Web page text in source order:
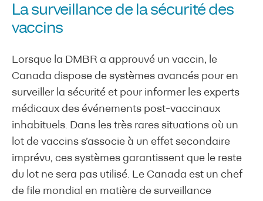
La surveillance de la sécurité des
vaccins
Lorsque la DMBR a approuvé un vaccin, le
Canada dispose de systèmes avancés pour en
surveiller la sécurité et pour informer les experts
médicaux des événements post-vaccinaux
inhabituels. Dans les très rares situations où un
lot de vaccins s’associe à un effet secondaire
imprévu, ces systèmes garantissent que le reste
du lot ne sera pas utilisé. Le Canada est un chef
de file mondial en matière de surveillance